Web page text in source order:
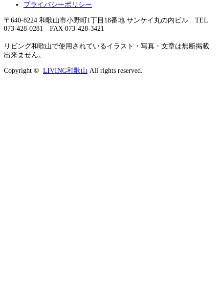
プライバシーポリシー
〒640-8224 和歌山市小野町1丁目18番地 サンケイ丸の内ビル TEL
073-428-0281 FAX 073-428-3421
リビング和歌山で使用されているイラスト・写真・文章は無断掲載
出来ません。
Copyright © LIVING和歌山 All rights reserved.